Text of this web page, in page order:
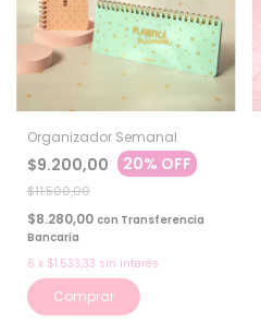
Organizador Semanal
$9.200,00 20% OFF
$11.500,00
$8.280,00 con Transferencia
Bancaria
6 x $1.533,33 sin interés
Comprar